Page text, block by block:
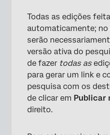
Todas as edições
automaticamente; no
serão
versão ativa do
de fazer todas as
para gerar um link e
pesquisa com os
de clicar em Publicar
direito.